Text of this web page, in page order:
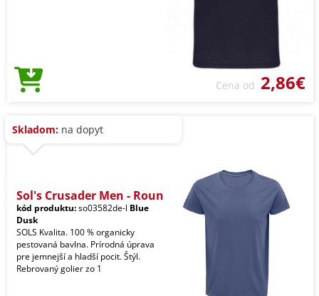
Cena od 2,86€
Skladom: na dopyt
Sol's Crusader Men - Roun
kód produktu:so03582de-l Blue
Dusk
SOLS Kvalita. 100 % organicky
pestovaná bavlna. Prírodná úprava
pre jemnejší a hladší pocit. Štýl.
Rebrovaný golier zo 1